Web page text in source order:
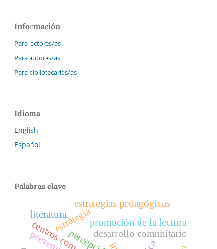
Información
Para lectores/as
Para autores/as
Para bibliotecarios/as
Idioma
English
Español
Palabras clave
desarrollo comunitario
estrategia
estrategias pedagógicas
promoción de la lectura
literatura